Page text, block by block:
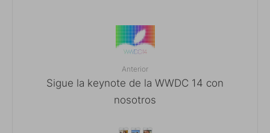
Anterior
Sigue la keynote de la WWDC 14 con
nosotros